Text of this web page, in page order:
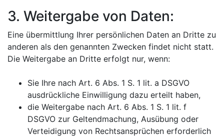
3. Weitergabe von Daten:
Eine übermittlung Ihrer persönlichen Daten an Dritte zu
anderen als den genannten Zwecken findet nicht statt.
Die Weitergabe an Dritte erfolgt nur, wenn:
Sie Ihre nach Art. 6 Abs. 1 S. 1 lit. a DSGVO
ausdrückliche Einwilligung dazu erteilt haben,
die Weitergabe nach Art. 6 Abs. 1 S. 1 lit. f
DSGVO zur Geltendmachung, Ausübung oder
Verteidigung von Rechtsansprüchen erforderlich